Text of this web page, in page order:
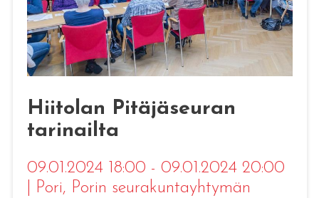
Hiitolan Pitäjäseuran
tarinailta
09.01.2024 18:00 - 09.01.2024 20:00
Pori, Porin seurakuntayhtymän